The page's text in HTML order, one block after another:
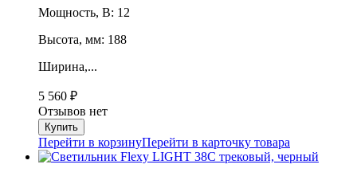
Мощность, В: 12
Высота, мм: 188
Ширина,...
5 560 ₽
Отзывов нет
Перейти в корзинуПерейти в карточку товара